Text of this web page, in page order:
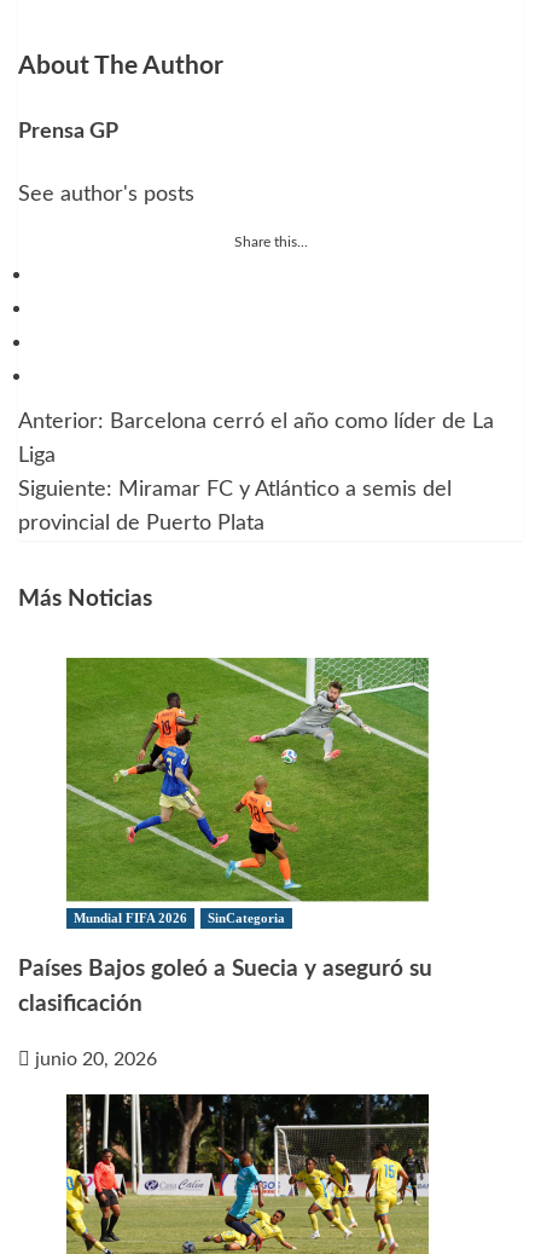
About The Author
Prensa GP
See author's posts
Share this...
Navegación
de
entradas
Anterior: Barcelona cerró el año como líder de La
Liga
Siguiente: Miramar FC y Atlántico a semis del
provincial de Puerto Plata
Más Noticias
Mundial FIFA 2026 SinCategoria
Países Bajos goleó a Suecia y aseguró su
clasificación
junio 20, 2026